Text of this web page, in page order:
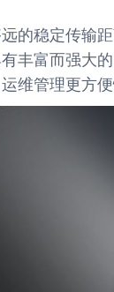
的稳定传输
丰富而强大
维管理更方便